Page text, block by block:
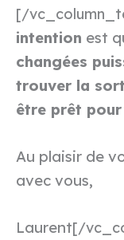
[/
intention est
changées
trouver la
être prêt
Au plaisir de
avec vous,
Laurent[/